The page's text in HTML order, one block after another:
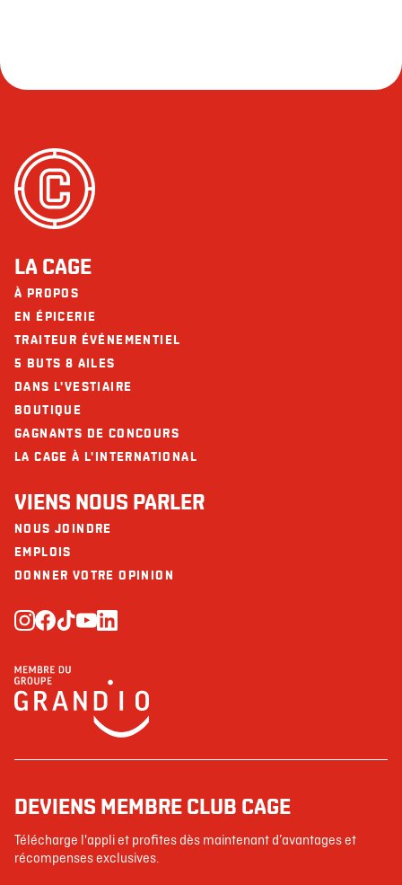
LA CAGE
À PROPOS
EN ÉPICERIE
TRAITEUR ÉVÉNEMENTIEL
5 BUTS 8 AILES
DANS L'VESTIAIRE
BOUTIQUE
GAGNANTS DE CONCOURS
LA CAGE À L'INTERNATIONAL
VIENS NOUS PARLER
NOUS JOINDRE
EMPLOIS
DONNER VOTRE OPINION
DEVIENS MEMBRE CLUB CAGE
Télécharge l'appli et profites dès maintenant d’avantages et
récompenses exclusives.